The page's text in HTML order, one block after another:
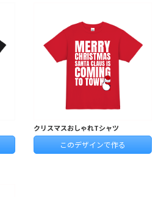
クリスマスおしゃれTシャツ
このデザインで作る